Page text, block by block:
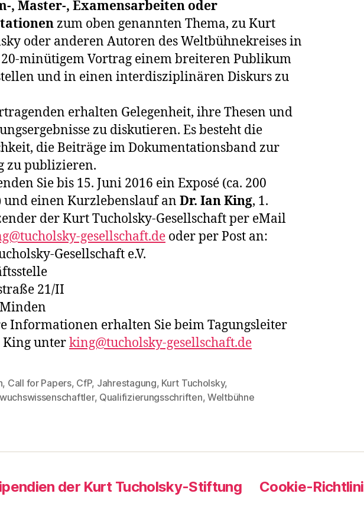
, Master-, Examensarbeiten oder
zum oben genannten Thema, zu Kurt
oder anderen Autoren des Weltbühnekreises in
minütigem Vortrag einem breiteren Publikum
und in einen interdisziplinären Diskurs zu
erhalten Gelegenheit, ihre Thesen und
zu diskutieren. Es besteht die
die Beiträge im Dokumentationsband zur
zu publizieren.
Sie bis 15. Juni 2016 ein Exposé (ca. 200
und einen Kurzlebenslauf an Dr. Ian King, 1.
der Kurt Tucholsky-Gesellschaft per eMail
gesellschaft.de oder per Post an:
Gesellschaft e.V.
21/II
Informationen erhalten Sie beim Tagungsleiter
King unterking@tucholsky-gesellschaft.de
, Call for Papers, CfP, Jahrestagung, Kurt Tucholsky,
, Qualifizierungsschriften, Weltbühne
der Kurt Tucholsky-Stiftung Cookie-